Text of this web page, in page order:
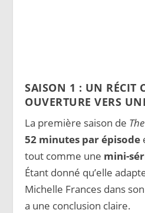
SAISON 1 : UN RÉCIT
OUVERTURE VERS
La première saison de
52 minutes par épisode
tout comme une mini-
Étant donné qu’elle
Michelle Frances dans
a une conclusion claire.